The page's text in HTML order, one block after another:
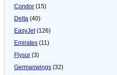
Condor (15)
Delta (40)
EasyJet(126)
Emirates (11)
Flysur (3)
Germanwings (32)